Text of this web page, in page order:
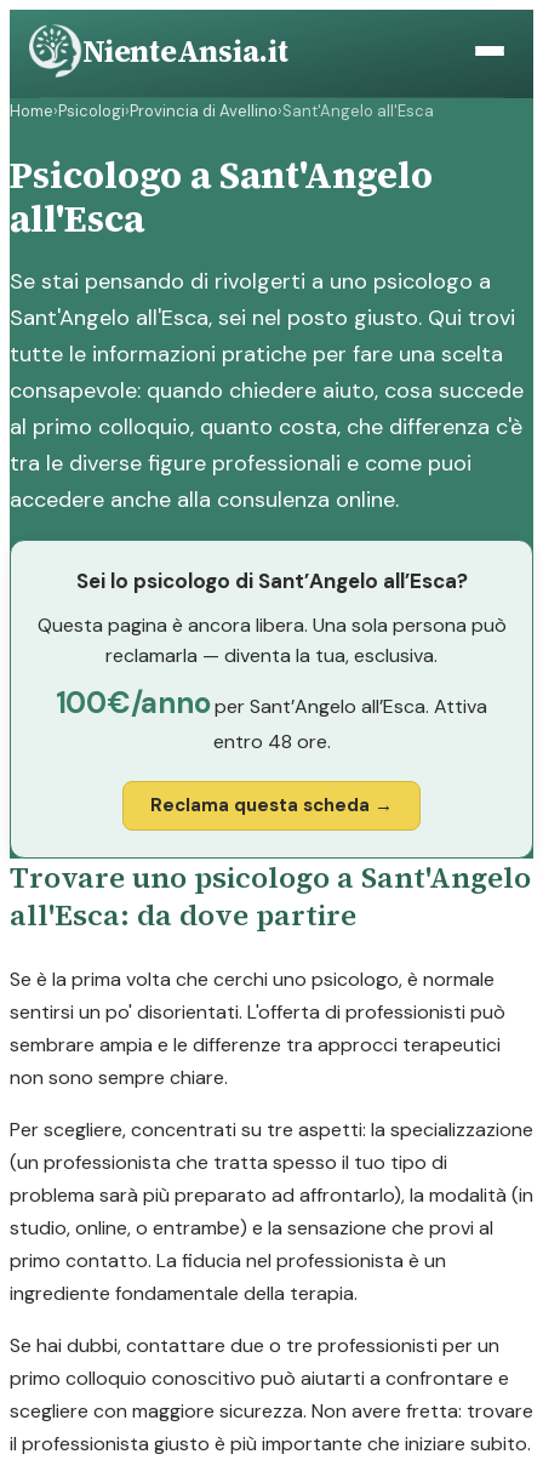
Vai
contenuto
NienteAnsia.it
Home›Psicologi›Provincia di Avellino›Sant'Angelo all'Esca
Psicologo a Sant'Angelo
all'Esca
Se stai pensando di rivolgerti a uno psicologo a
Sant'Angelo all'Esca, sei nel posto giusto. Qui trovi
tutte le informazioni pratiche per fare una scelta
consapevole: quando chiedere aiuto, cosa succede
al primo colloquio, quanto costa, che differenza c'è
tra le diverse figure professionali e come puoi
accedere anche alla consulenza online.
Sei lo psicologo di Sant’Angelo all’Esca?
Questa pagina è ancora libera. Una sola persona può
reclamarla — diventa la tua, esclusiva.
100€/annoper Sant’Angelo all’Esca. Attiva
entro 48 ore.
Reclama questa scheda →
Trovare uno psicologo a Sant'Angelo
all'Esca: da dove partire
Se è la prima volta che cerchi uno psicologo, è normale
sentirsi un po' disorientati. L'offerta di professionisti può
sembrare ampia e le differenze tra approcci terapeutici
non sono sempre chiare.
Per scegliere, concentrati su tre aspetti: la specializzazione
(un professionista che tratta spesso il tuo tipo di
problema sarà più preparato ad affrontarlo), la modalità (in
studio, online, o entrambe) e la sensazione che provi al
primo contatto. La fiducia nel professionista è un
ingrediente fondamentale della terapia.
Se hai dubbi, contattare due o tre professionisti per un
primo colloquio conoscitivo può aiutarti a confrontare e
scegliere con maggiore sicurezza. Non avere fretta: trovare
il professionista giusto è più importante che iniziare subito.